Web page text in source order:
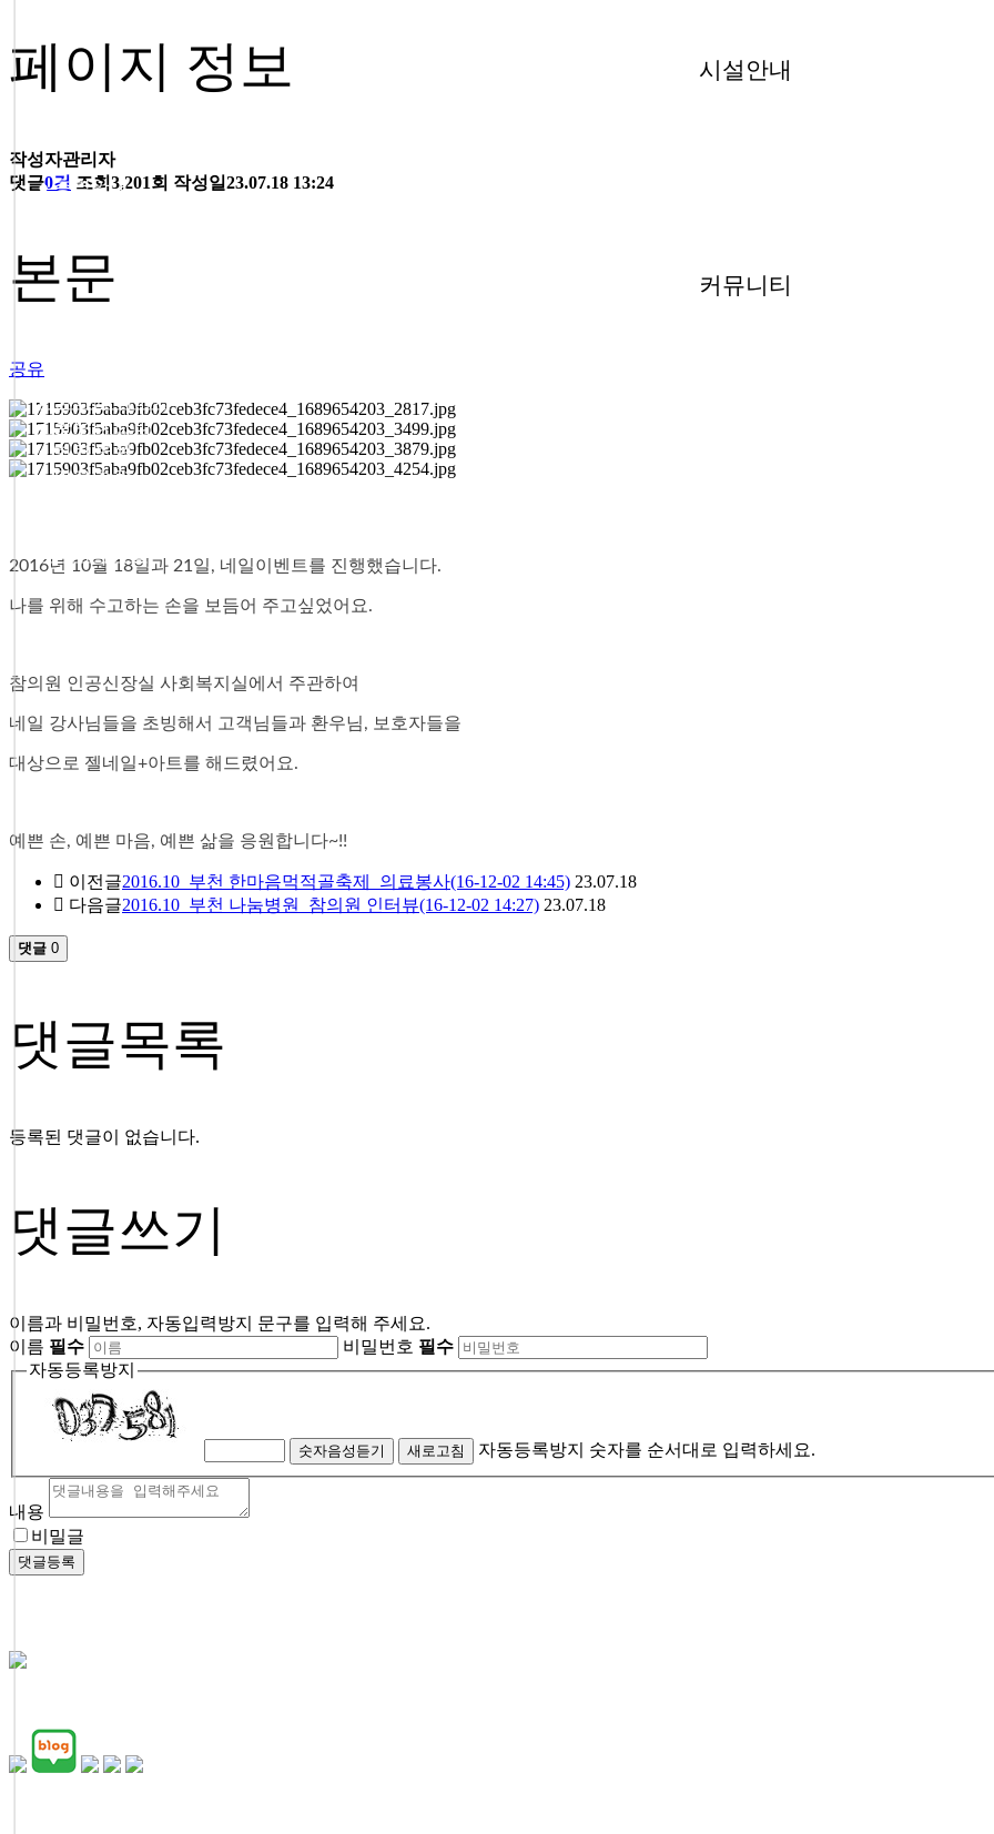
시설안내
● 층별안내
커뮤니티
● 참의원 이야기
● 환우의 소리
● 협력 병원
● 의료 협력
● 사회복지실
페이지 정보
작성자관리자
댓글0건 조회3,201회 작성일23.07.18 13:24
본문
공유
2016년 10월 18일과 21일, 네일이벤트를 진행했습니다.
나를 위해 수고하는 손을 보듬어 주고싶었어요.
참의원 인공신장실 사회복지실에서 주관하여
네일 강사님들을 초빙해서 ​고객님들과 환우님, 보호자들을
대상으로 젤네일+아트를 해드렸어요.
예쁜 손, 예쁜 마음, 예쁜 삶을 응원합니다~!!​
이전글2016.10_부천 한마음먹적골축제_의료봉사(16-12-02 14:45) 23.07.18
다음글2016.10_부천 나눔병원_참의원 인터뷰(16-12-02 14:27) 23.07.18
댓글 0
댓글목록
등록된 댓글이 없습니다.
댓글쓰기
이름과 비밀번호, 자동입력방지 문구를 입력해 주세요.
이름 필수 비밀번호 필수
자동등록방지
숫자음성듣기 새로고침 자동등록방지 숫자를 순서대로 입력하세요.
내용
비밀글
댓글등록